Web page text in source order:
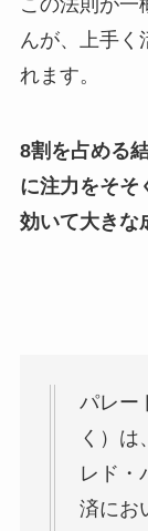
この法則が一
んが、上手く
れます。
8割を占める
に注力をそそ
効いて大きな
パレー
く）は
レド・
済にお